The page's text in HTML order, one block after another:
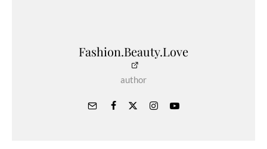
Fashion.Beauty.Love
author